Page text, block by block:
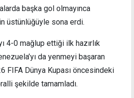
başka gol olmayınca
üstünlüğüyle sona erdi.
4-0 mağlup ettiği ilk hazırlık
da yenmeyi başaran
FIFA Dünya Kupası öncesindeki
şekilde tamamladı.